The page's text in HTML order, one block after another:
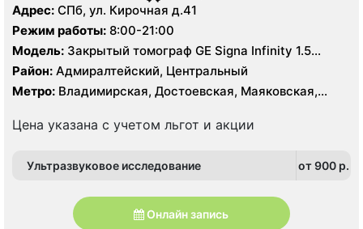
Адрес: СПб, ул. Кирочная д.41
Режим работы: 8:00-21:00
Модель: Закрытый томограф GE Signa Infinity 1.5
Тесла, КТ Toshiba Aquilion 64 среза
Район: Адмиралтейский, Центральный
Метро: Владимирская, Достоевская, Маяковская,
Цена указана с учетом льгот и акции
Ультразвуковое исследование от 900 p.
Онлайн запись